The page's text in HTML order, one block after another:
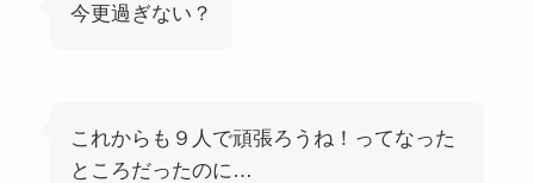
今更過ぎない？
これからも９人で頑張ろうね！ってなった
ところだったのに…